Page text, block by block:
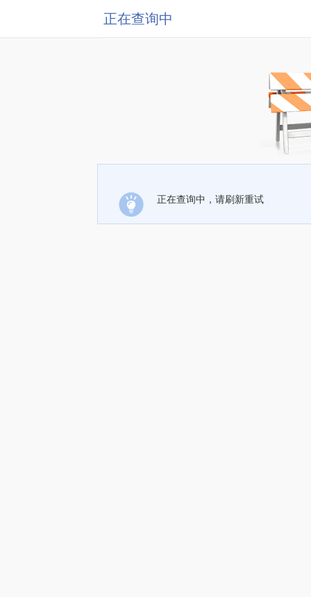
正在查询中
正在查询中，请刷新重试